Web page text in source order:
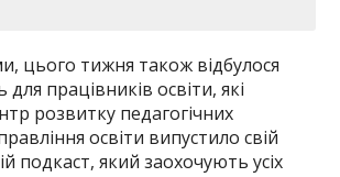
цього тижня також відбулося
працівників освіти, які
розвитку педагогічних
освіти випустило свій
подкаст, який заохочують усіх